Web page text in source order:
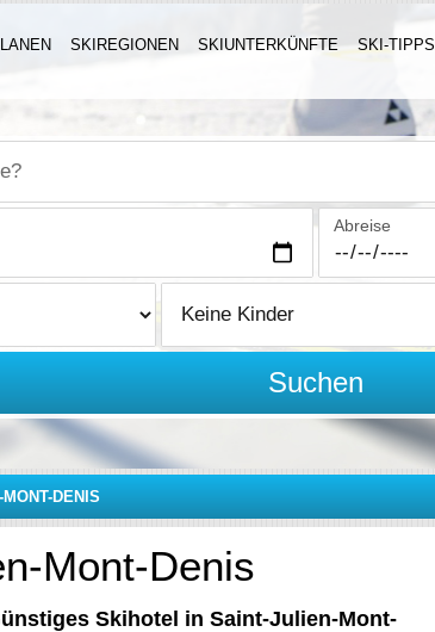
SKIREGIONEN SKIUNTERKÜNFTE SKI-TIPPS
Abreise
Suchen
DENIS
Mont-Denis
Skihotel in Saint-Julien-Mont-